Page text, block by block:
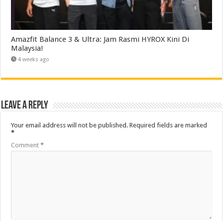
Amazfit Balance 3 & Ultra: Jam Rasmi HYROX Kini Di
Malaysia!
4 weeks ago
Leave a Reply
Your email address will not be published. Required fields are marked
*
Comment*